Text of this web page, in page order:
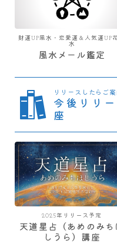
財運UP風水・恋愛運＆人気運UP
水
風水メール鑑定
リリースしたらご
今後リリ
座
2025年リリース予定
天道星占（あめのみち
しうら）講座